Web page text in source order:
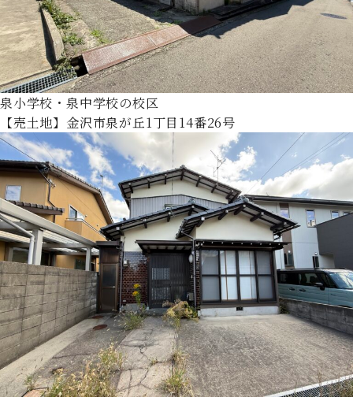
泉小学校・泉中学校の校区
【売土地】金沢市泉が丘1丁目14番26号